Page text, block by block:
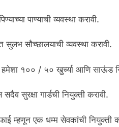
पाण्याची व्यवस्था करावी.
सुलभ सौच्छालयाची व्यवस्था करावी.
हमेशा १०० / ५० खुर्च्या आणि
सुरक्षा गार्डची नियुक्ती करावी.
म्हणून एक धम्म सेवकांची नियुक्ती